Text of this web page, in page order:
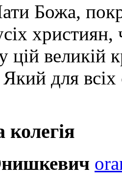
Божа,
християн,
цій великій
Який для
колегія